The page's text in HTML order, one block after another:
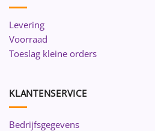
Levering
Voorraad
Toeslag kleine orders
KLANTENSERVICE
Bedrijfsgegevens